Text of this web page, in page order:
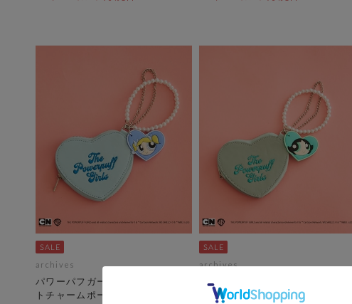
archives
パワーパフガールズバブルスハー
トチャームポーチ
archives
パワーパフガールズバターカップ
ハートチャームポーチ